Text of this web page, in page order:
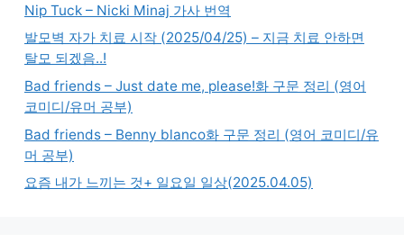
Nip Tuck – Nicki Minaj 가사 번역
발모벽 자가 치료 시작 (2025/04/25) – 지금 치료 안하면
탈모 되겠음..!
Bad friends – Just date me, please!화 구문 정리 (영어
코미디/유머 공부)
Bad friends – Benny blanco화 구문 정리 (영어 코미디/유
머 공부)
요즘 내가 느끼는 것+ 일요일 일상(2025.04.05)